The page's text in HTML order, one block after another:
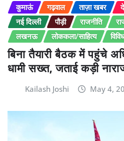
कुमाऊं
गढ़वाल ताज़ा खबर
नई दिल्ली
पौड़ी राजनीति
लखनऊ
लोककला/साहित्य
बिना तैयारी बैठक में पहुंचे
धामी सख्त, जताई कड़ी
Kailash Joshi May 4,